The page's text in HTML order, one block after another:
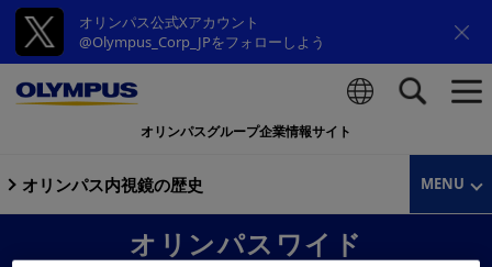
オリンパス公式Xアカウント
@Olympus_Corp_JPをフォローしよう
オリンパスグループ企業情報サイト
オリンパス内視鏡の歴史 MENU
オリンパスワイド